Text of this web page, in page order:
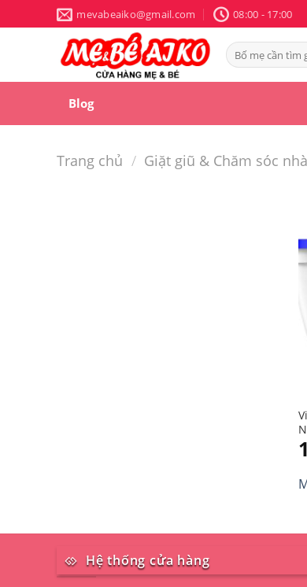
to
mevabeaiko@gmail.com 08:00 - 17:00
Tìm
kiếm:
Blog
Trang chủ / Giặt giũ & Chăm sóc
Hệ thống cửa hàng